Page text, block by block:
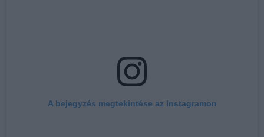
A bejegyzés megtekintése az Instagramon